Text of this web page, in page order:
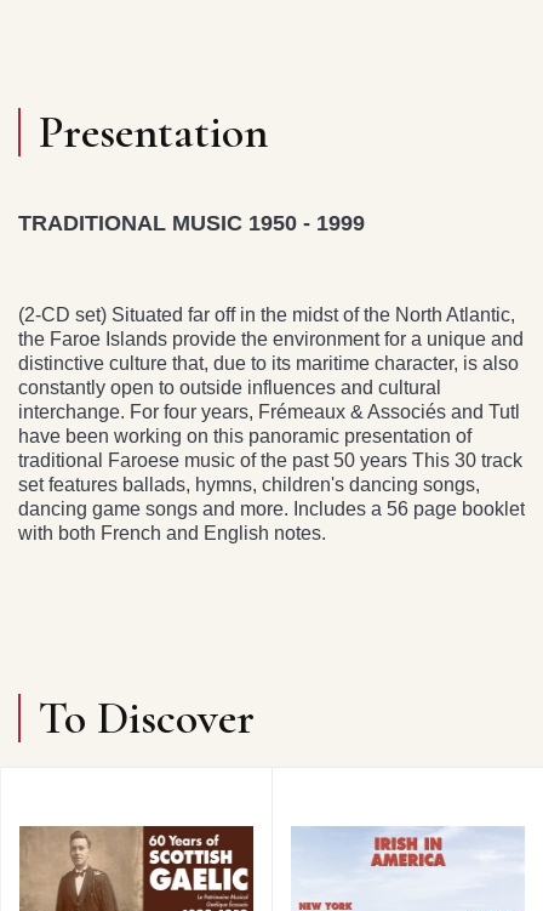
Presentation
TRADITIONAL MUSIC 1950 - 1999
(2-CD set) Situated far off in the midst of the North Atlantic,
the Faroe Islands provide the environment for a unique and
distinctive culture that, due to its maritime character, is also
constantly open to outside influences and cultural
interchange. For four years, Frémeaux & Associés and Tutl
have been working on this panoramic presentation of
traditional Faroese music of the past 50 years This 30 track
set features ballads, hymns, children's dancing songs,
dancing game songs and more. Includes a 56 page booklet
with both French and English notes.
To Discover